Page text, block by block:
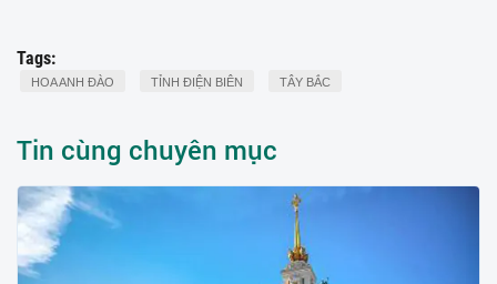
Tags:
HOA ANH ĐÀO TỈNH ĐIỆN BIÊN TÂY BẮC
Tin cùng chuyên mục